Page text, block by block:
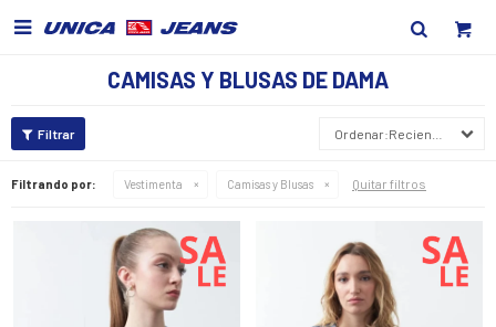

CAMISAS Y BLUSAS DE DAMA
Recientes
Filtrando por: Vestimenta Camisas y Blusas Quitar filtros